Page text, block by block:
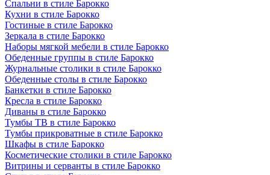
Спальни в стиле Барокко
Кухни в стиле Барокко
Гостиные в стиле Барокко
Зеркала в стиле Барокко
Наборы мягкой мебели в стиле Барокко
Обеденные группы в стиле Барокко
Журнальные столики в стиле Барокко
Обеденные столы в стиле Барокко
Банкетки в стиле Барокко
Кресла в стиле Барокко
Диваны в стиле Барокко
Тумбы ТВ в стиле Барокко
Тумбы прикроватные в стиле Барокко
Шкафы в стиле Барокко
Косметические столики в стиле Барокко
Витрины и серванты в стиле Барокко